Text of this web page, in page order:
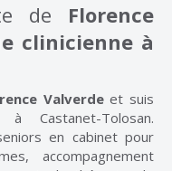
de Florence
clinicienne à
Valverdeet suis
Castanet-Tolosan.
en cabinet pour
accompagnement